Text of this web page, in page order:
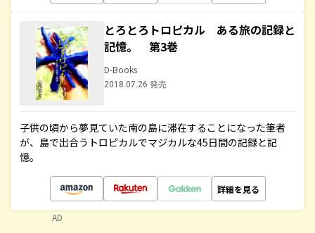
とろとろトロピカル ある旅の記録と
記憶。 第3巻
D-Books
2018.07.26 発売
子供の頃から夢見ていた南の島に滞在することになった筆者
が、島で出合うトロピカルでマジカルな45日間の記録と記
憶。
詳細を見る
AD